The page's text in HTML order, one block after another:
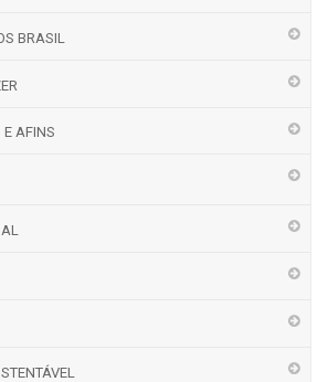
BRASIL
E AFINS